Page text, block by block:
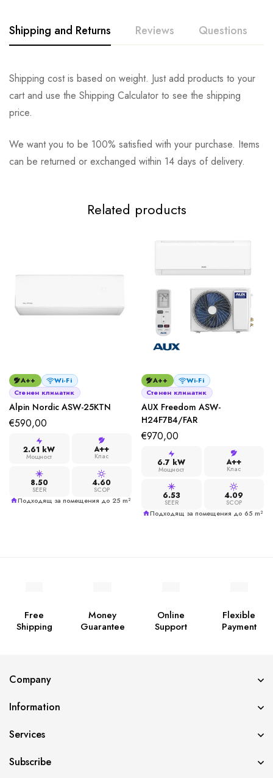
Shipping and Returns Reviews Questions
Shipping cost is based on weight. Just add products to your
cart and use the Shipping Calculator to see the shipping
price.
We want you to be 100% satisfied with your purchase. Items
can be returned or exchanged within 14 days of delivery.
Related products
A++
Wi-Fi
Стенен климатик
Alpin Nordic ASW-25KTN
€590,00
2.61 kW
Мощност
A++
Клас
8.50
SEER
4.60
SCOP
Подходящ за помещения до 25 m²
A++
Wi-Fi
Стенен климатик
AUX Freedom ASW-
H24F7B4/FAR
€970,00
6.7 kW
Мощност
A++
Клас
6.53
SEER
4.09
SCOP
Подходящ за помещения до 65 m²
Free
Shipping
Money
Guarantee
Online
Support
Flexible
Payment
Company
Information
Services
Subscribe